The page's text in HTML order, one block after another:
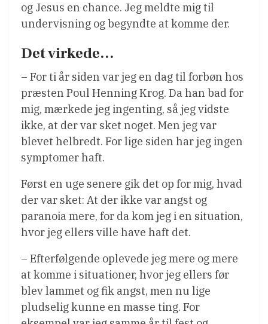
og Jesus en chance. Jeg meldte mig til
undervisning og begyndte at komme der.
Det virkede…
– For ti år siden var jeg en dag til forbøn hos
præsten Poul Henning Krog. Da han bad for
mig, mærkede jeg ingenting, så jeg vidste
ikke, at der var sket noget. Men jeg var
blevet helbredt. For lige siden har jeg ingen
symptomer haft.
Først en uge senere gik det op for mig, hvad
der var sket: At der ikke var angst og
paranoia mere, for da kom jeg i en situation,
hvor jeg ellers ville have haft det.
– Efterfølgende oplevede jeg mere og mere
at komme i situationer, hvor jeg ellers før
blev lammet og fik angst, men nu lige
pludselig kunne en masse ting. For